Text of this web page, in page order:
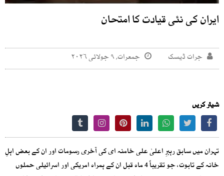
ایران کی نئی قیادت کا امتحان
جرات ڈیسک جمعرات, ۹ جولائی ۲۰۲۶
شیئر کریں
تہران میں سابق رہبرِ اعلیٰ علی خامنہ ای کی آخری رسومات اور ان کے بعض اہلِ
خانہ کے تابوت، جو تقریباً 4 ماہ قبل ان کے ہمراہ امریکی اور اسرائیلی حملوں